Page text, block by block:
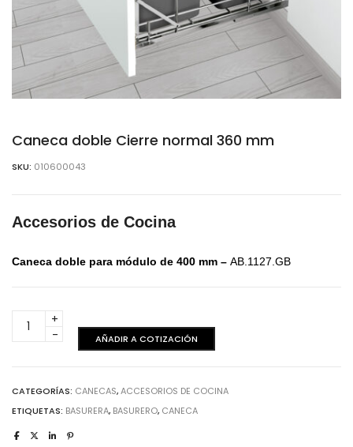
Caneca doble Cierre normal 360 mm
SKU: 010600043
Accesorios de Cocina
Caneca doble para módulo de 400 mm – AB.1127.GB
Caneca
doble
cantidad
AÑADIR A COTIZACIÓN
CATEGORÍAS: CANECAS,ACCESORIOS DE COCINA
ETIQUETAS: BASURERA, BASURERO, CANECA